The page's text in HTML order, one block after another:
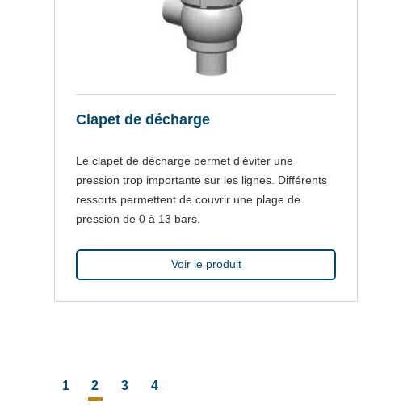
Clapet de décharge
Le clapet de décharge permet d’éviter une
pression trop importante sur les lignes. Différents
ressorts permettent de couvrir une plage de
pression de 0 à 13 bars.
Voir le produit
NAVIGATION
1 2 3 4